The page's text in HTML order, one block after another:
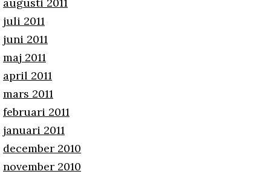
juli 2011
juni 2011
maj 2011
april 2011
mars 2011
februari 2011
januari 2011
december 2010
november 2010